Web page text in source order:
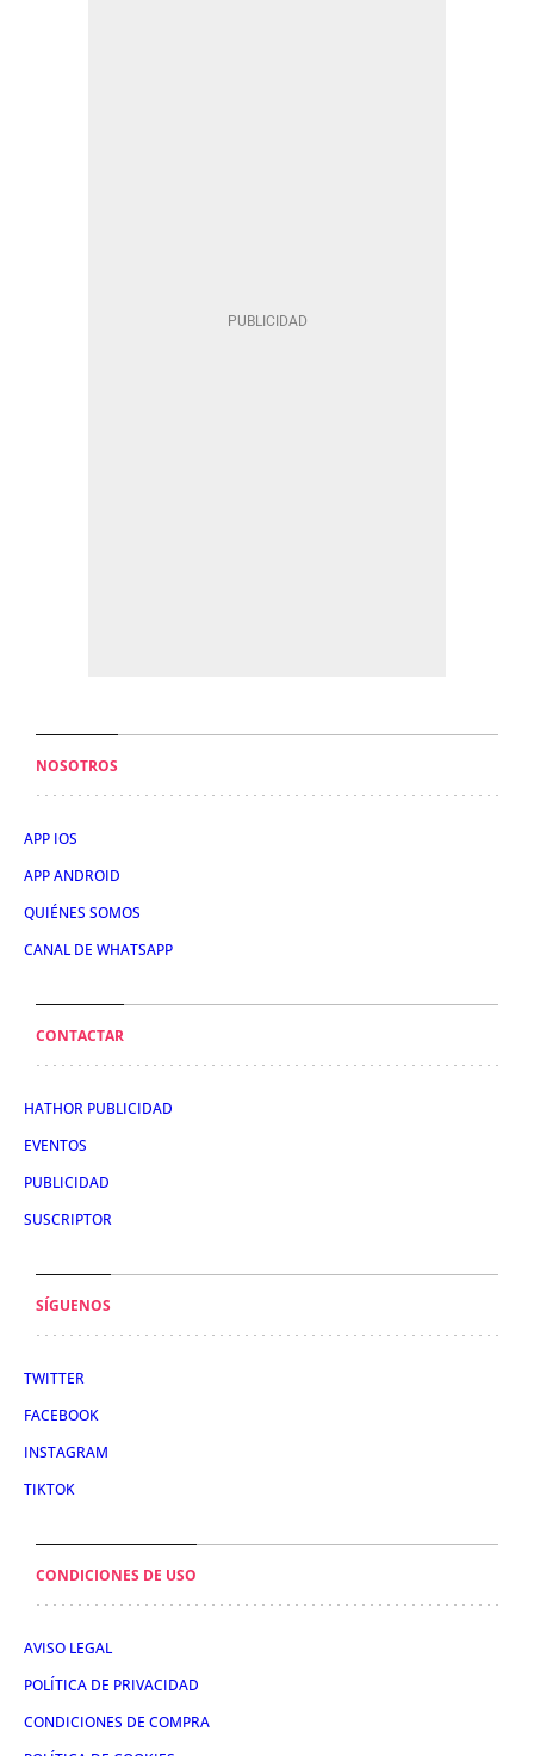
NOSOTROS
APP IOS
APP ANDROID
QUIÉNES SOMOS
CANAL DE WHATSAPP
CONTACTAR
HATHOR PUBLICIDAD
EVENTOS
PUBLICIDAD
SUSCRIPTOR
SÍGUENOS
TWITTER
FACEBOOK
INSTAGRAM
TIKTOK
CONDICIONES DE USO
AVISO LEGAL
POLÍTICA DE PRIVACIDAD
CONDICIONES DE COMPRA